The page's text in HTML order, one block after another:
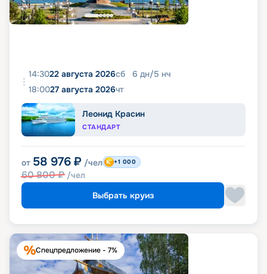
14:3022 августа 2026сб 6 дн/5 нч
18:0027 августа 2026чт
Леонид Красин
СТАНДАРТ
от 58 976 ₽ /чел
60 800₽ /чел
+1 000
Выбрать круиз
Спецпредложение - 7%